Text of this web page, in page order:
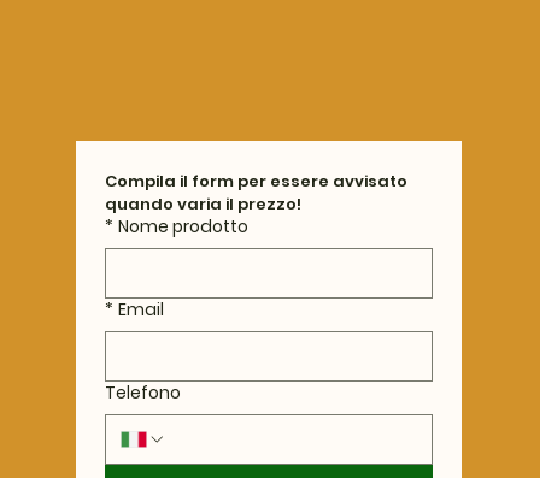
Compila il form per essere avvisato
quando varia il prezzo!
* Nome prodotto
* Email
Telefono